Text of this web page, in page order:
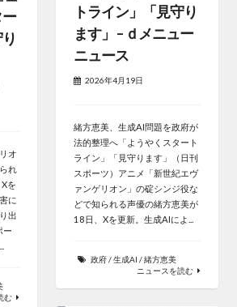
オ
れ
を
に
出
ー
む
トライン」「見守り
ます」 – ｄメニュー
ニュース
2026年4月19日
緒方恵美、生成AI問題を政府が
法的整理へ「ようやくスタート
ライン」「見守ります」（日刊
スポーツ）アニメ「新世紀エヴ
ァンゲリオン」の碇シンジ役な
どで知られる声優の緒方恵美が
18日、Xを更新。生成AIによ...
政府/生成AI /緒方恵美
ニュースを読む